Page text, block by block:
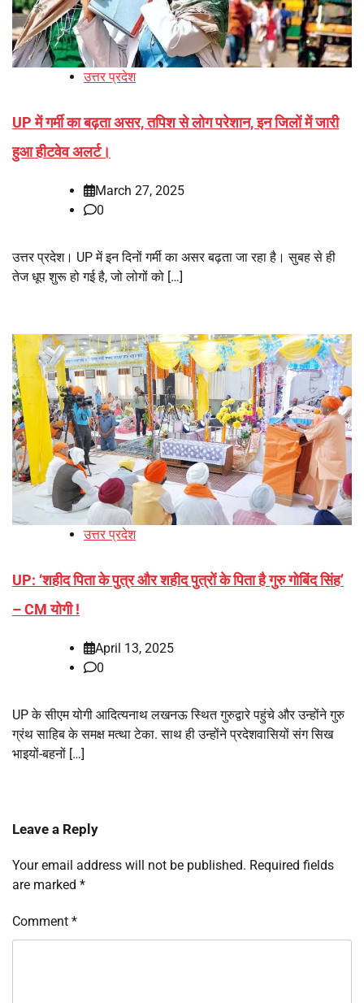
उत्तर प्रदेश
UP में गर्मी का बढ़ता असर, तपिश से लोग परेशान, इन जिलों में जारी
हुआ हीटवेव अलर्ट।
March 27, 2025
0
उत्तर प्रदेश। UP में इन दिनों गर्मी का असर बढ़ता जा रहा है। सुबह से ही
तेज धूप शुरू हो गई है, जो लोगों को […]
उत्तर प्रदेश
UP: ‘शहीद पिता के पुत्र और शहीद पुत्रों के पिता है गुरु गोबिंद सिंह’
– CM योगी !
April 13, 2025
0
UP के सीएम योगी आदित्‍यनाथ लखनऊ स्थित गुरुद्वारे पहुंचे और उन्होंने गुरु
ग्रंथ साहिब के समक्ष मत्था टेका. साथ ही उन्‍होंने प्रदेशवासियों संग सिख
भाइयों-बहनों […]
Leave a Reply
Your email address will not be published. Required fields
are marked *
Comment *